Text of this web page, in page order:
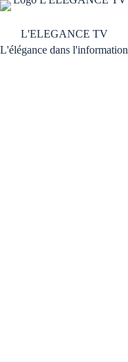
L'ELEGANCE TV
L'élégance dans l'information